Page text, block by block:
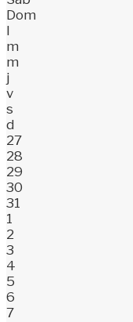
Dom
l
m
m
j
v
s
d
27
28
29
30
31
1
2
3
4
5
6
7